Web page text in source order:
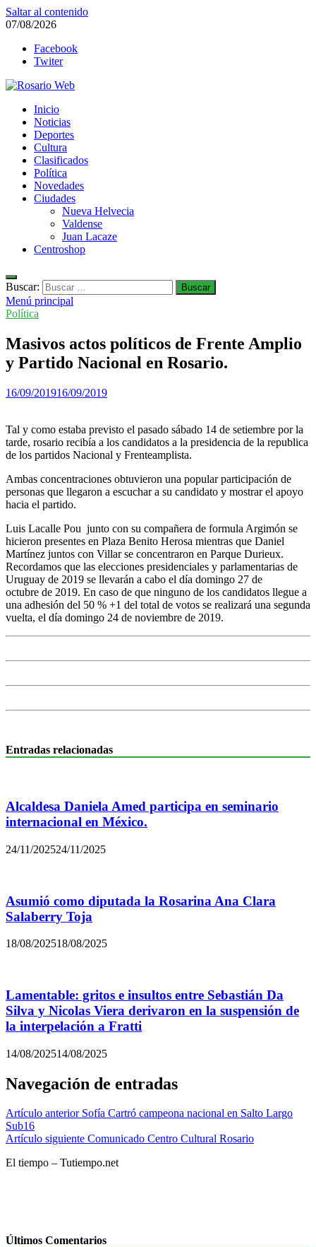
Saltar al contenido
07/08/2026
Facebook
Twiter
Rosario Web
Todas la noticias de Rosario y la zona
Inicio
Noticias
Deportes
Cultura
Clasificados
Política
Novedades
Ciudades
Nueva Helvecia
Valdense
Juan Lacaze
Centroshop
Buscar:
Menú principal
Política
Masivos actos políticos de Frente Amplio
y Partido Nacional en Rosario.
16/09/201916/09/2019
Tal y como estaba previsto el pasado sábado 14 de setiembre por la
tarde, rosario recibía a los candidatos a la presidencia de la republica
de los partidos Nacional y Frenteamplista.
Ambas concentraciones obtuvieron una popular participación de
personas que llegaron a escuchar a su candidato y mostrar el apoyo
hacia el partido.
Luis Lacalle Pou junto con su compañera de formula Argimón se
hicieron presentes en Plaza Benito Herosa mientras que Daniel
Martínez juntos con Villar se concentraron en Parque Durieux.
Recordamos que las elecciones presidenciales y parlamentarias de
Uruguay de 2019 se llevarán a cabo el día domingo 27 de
octubre de 2019. En caso de que ninguno de los candidatos llegue a
una adhesión del 50 % +1 del total de votos se realizará una segunda
vuelta, el día domingo 24 de noviembre de 2019.
Entradas relacionadas
Alcaldesa Daniela Amed participa en seminario
internacional en México.
24/11/202524/11/2025
Asumió como diputada la Rosarina Ana Clara
Salaberry Toja
18/08/202518/08/2025
Lamentable: gritos e insultos entre Sebastián Da
Silva y Nicolas Viera derivaron en la suspensión de
la interpelación a Fratti
14/08/202514/08/2025
Navegación de entradas
Artículo anterior Sofía Cartró campeona nacional en Salto Largo
Sub16
Artículo siguiente Comunicado Centro Cultural Rosario
El tiempo – Tutiempo.net
Últimos Comentarios